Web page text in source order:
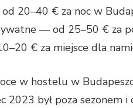
20–40 € za noc w
— od 25–50 € za
€ za miejsce dla
w hostelu w
2023 był poza sezonem i